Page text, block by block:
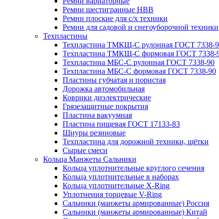
Ремни шестигранные HBB
Ремни плоские для с/х техники
Ремни для садовой и снегоуборочной техники
Техпластины
Техпластина ТМКЩ-С рулонная ГОСТ 7338-
Техпластина ТМКЩ-С формовая ГОСТ 7338-
Техпластина МБС-С рулонная ГОСТ 7338-90
Техпластина МБС-С формовая ГОСТ 7338-90
Пластины губчатая и пористая
Дорожка автомобильная
Коврики диэлектрические
Грязезащитные покрытия
Пластина вакуумная
Пластина пищевая ГОСТ 17133-83
Шнуры резиновые
Техпластина для дорожной техники, щётки
Сырые смеси
Кольца Манжеты Сальники
Кольца уплотнительные круглого сечения
Кольца уплотнительные в наборах
Кольца уплотнительные Х-Ring
Уплотнения торцевые V-Ring
Сальники (манжеты армированные) Россия
Сальники (манжеты армированные) Китай